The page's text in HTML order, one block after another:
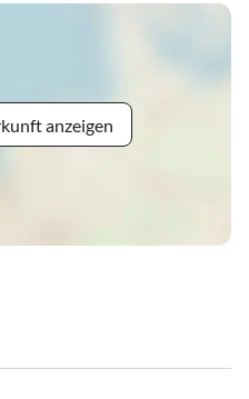
anzeigen